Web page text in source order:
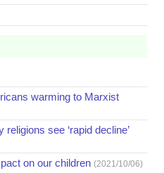
warming to Marxist
see ‘rapid decline’
on our children (2021/10/06)